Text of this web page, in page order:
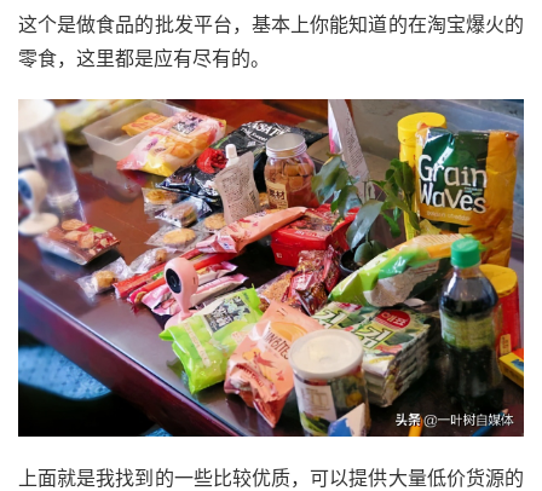
这个是做食品的批发平台，基本上你能知道的在淘宝爆火的
零食，这里都是应有尽有的。
上面就是我找到的一些比较优质，可以提供大量低价货源的